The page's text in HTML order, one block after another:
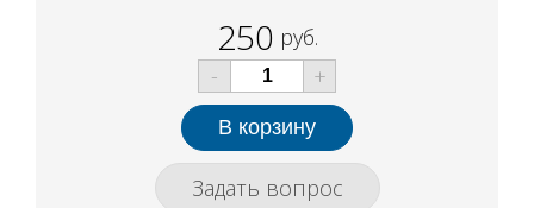
250 руб.
-
+
Задать вопрос